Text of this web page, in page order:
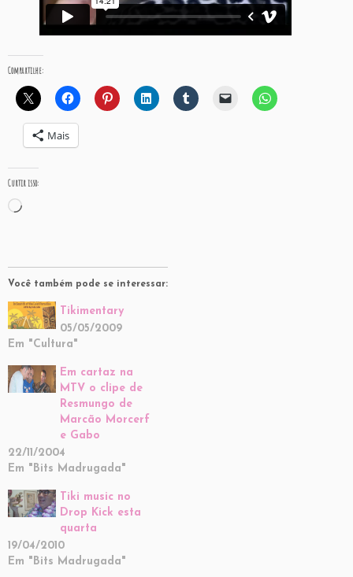
Compartilhe:
Mais
Curtir isso:
Carregando...
Você também pode se interessar:
Tikimentary
05/05/2009
Em "Cultura"
Em cartaz na
MTV o clipe de
Resmungo de
Marcão Morcerf
e Gabo
22/11/2004
Em "Bits Madrugada"
Tiki music no
Drop Kick esta
quarta
19/04/2010
Em "Bits Madrugada"